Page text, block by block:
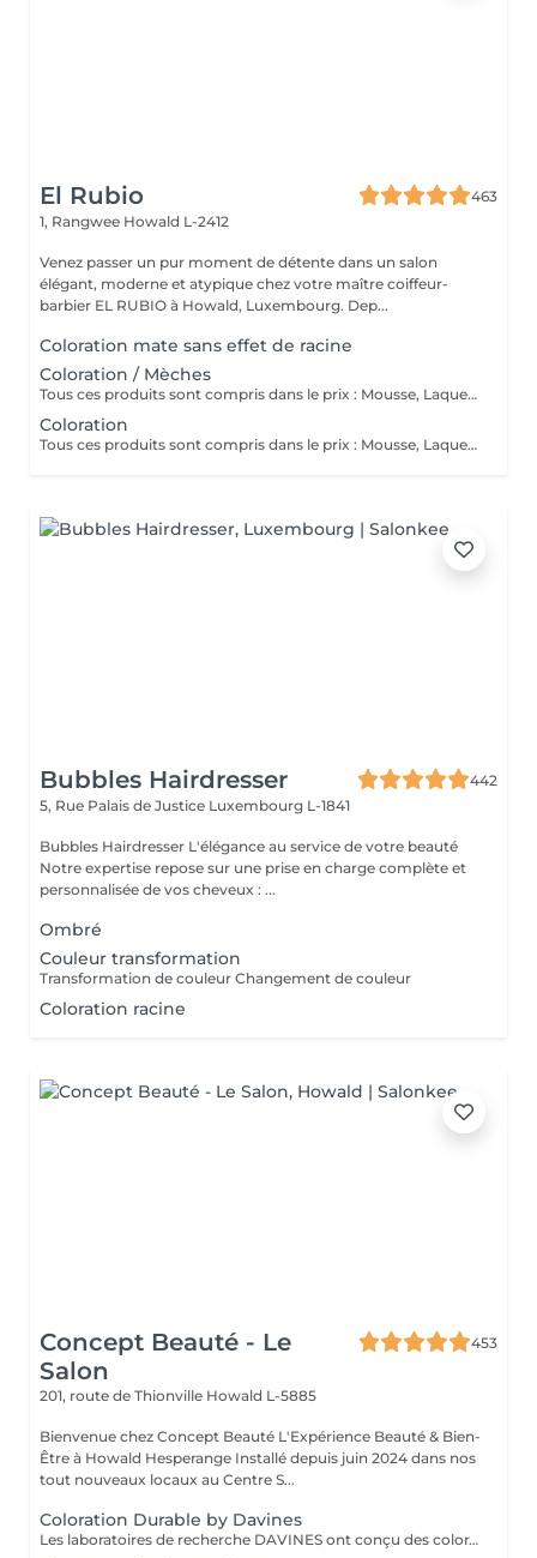
El Rubio
463
1, Rangwee Howald L-2412
Venez passer un pur moment de détente dans un salon
élégant, moderne et atypique chez votre maître coiffeur-
barbier EL RUBIO à Howald, Luxembourg. Dep...
Coloration mate sans effet de racine
Coloration / Mèches
Tous ces produits sont compris dans le prix : Mousse, Laque, Gel, Soin démêlant, Shampoing spécifique. Tous les produits que nous utilisons sont des produits de qualité professionnelle.
Coloration
Tous ces produits sont compris dans le prix : Mousse, Laque, Gel, Soin démêlant, Shampoing spécifique. Tous les produits que nous utilisons sont des produits de qualité professionnelle.
Bubbles Hairdresser
442
5, Rue Palais de Justice Luxembourg L-1841
Bubbles Hairdresser L'élégance au service de votre beauté
Notre expertise repose sur une prise en charge complète et
personnalisée de vos cheveux : ...
Ombré
Couleur transformation
Transformation de couleur Changement de couleur
Coloration racine
Concept Beauté - Le
Salon
453
201, route de Thionville Howald L-5885
Bienvenue chez Concept Beauté L'Expérience Beauté & Bien-
Être à Howald Hesperange Installé depuis juin 2024 dans nos
tout nouveaux locaux au Centre S...
Coloration Durable by Davines
Les laboratoires de recherche DAVINES ont conçu des colorations innovantes qui renforcent la fibre capillaire, capable de créer encore plus d'éclat, d'éclaircir délicatement et selon votre besoin, de couvrir les cheveux blancs en douceur et durablement, avec une brillance riche en reflets et des résultats couleur dimensionnels. Nos services coloration Davines : - Mask, système de coloration permanente, tenue longue durée, couvrance parfaite des cheveux blancs - A New Color, système de coloration permanente sans ammoniaque. Couleur Davines Éclat, Soin & Respect du Cheveu La coloration Davines allie performance et respect de la fibre capillaire grâce à des formules enrichies en ingrédients naturels et durables. Que vous souhaitiez une couleur intense, un effet naturel ou un reflet subtil, nos experts vous conseillent pour un résultat sur mesure, lumineux et longue tenue. Pourquoi choisir la coloration Davines ? Formules douces pour un confort optimal Couleurs éclatantes et longue tenue grâce aux pigments de haute qualité Respect de la fibre capillaire avec des ingrédients nourrissants et protecteurs Adapté à toutes les envies : couverture des cheveux blancs, reflets naturels, couleurs intenses Déroulement du soin : 1 Diagnostic couleur pour définir la nuance idéale selon votre teint et votre base naturelle 2 Application de la coloration Davines avec une technique adaptée (racines, mèches, balayage) 3 Temps de pose optimisé pour garantir un résultat homogène et lumineux 4 Soin profond nourrissant pour préserver la douceur et la brillance des cheveux 5 Coiffage et révélation de la couleur pour sublimer votre nouvelle teinte Résultat : une couleur vibrante, brillante et pleine de vie, tout en douceur ! Entretien : Prolongez l'éclat de votre couleur avec les soins adaptés Davines recommandés par nos experts.